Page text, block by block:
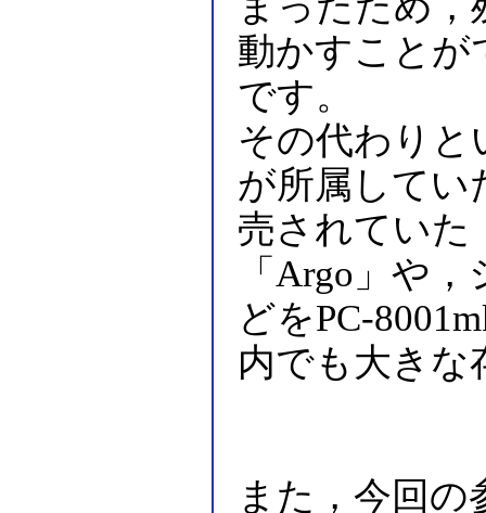
動かすことが
です。
その代わり
が所属してい
売されていた
「Argo」や
どをPC-
内でも大きな
また，今回